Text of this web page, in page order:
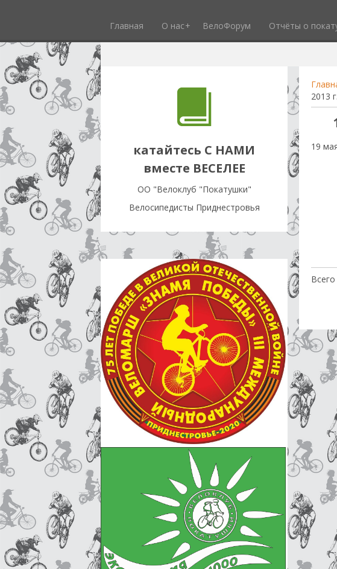
Главная О нас ВелоФорум Отчёты о
катайтесь С НАМИ
вместе ВЕСЕЛЕЕ
OO "Велоклуб "Покатушки"
Велосипедисты Приднестровья
2013
19